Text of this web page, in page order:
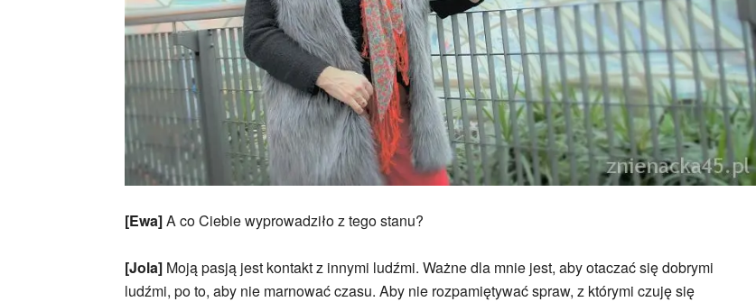
[Ewa]A co Ciebie wyprowadziło z tego stanu?
[Jola] Moją pasją jest kontakt z innymi ludźmi. Ważne dla mnie jest, aby otaczać się dobrymi
ludźmi, po to, aby nie marnować czasu. Aby nie rozpamiętywać spraw, z którymi czuję się